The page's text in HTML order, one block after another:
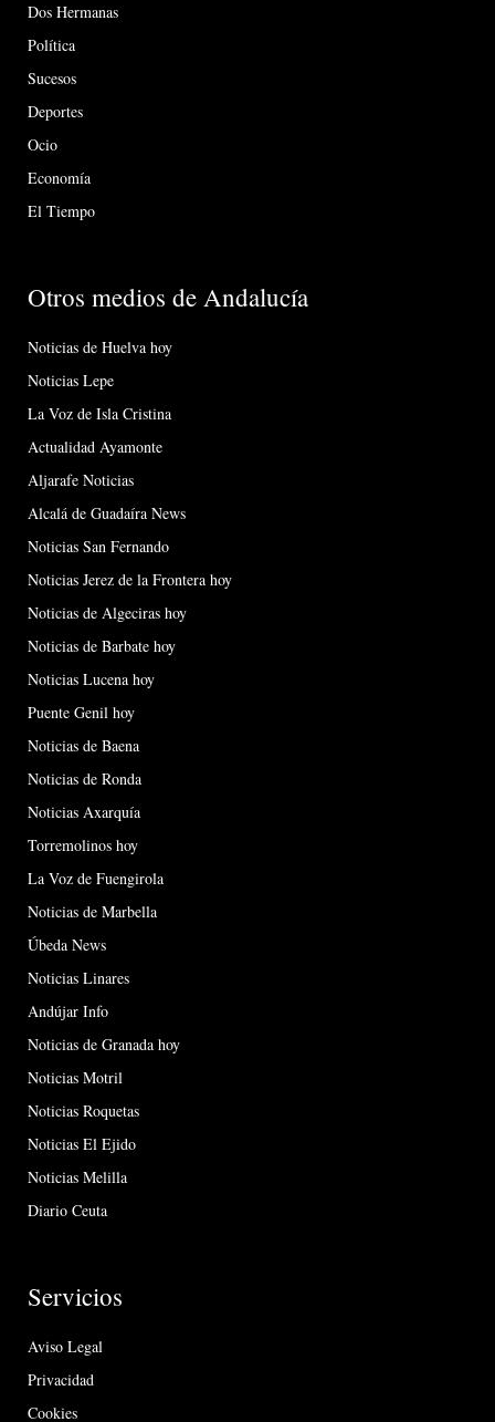
Dos Hermanas
Política
Sucesos
Deportes
Ocio
Economía
El Tiempo
Otros medios de Andalucía
Noticias de Huelva hoy
Noticias Lepe
La Voz de Isla Cristina
Actualidad Ayamonte
Aljarafe Noticias
Alcalá de Guadaíra News
Noticias San Fernando
Noticias Jerez de la Frontera hoy
Noticias de Algeciras hoy
Noticias de Barbate hoy
Noticias Lucena hoy
Puente Genil hoy
Noticias de Baena
Noticias de Ronda
Noticias Axarquía
Torremolinos hoy
La Voz de Fuengirola
Noticias de Marbella
Úbeda News
Noticias Linares
Andújar Info
Noticias de Granada hoy
Noticias Motril
Noticias Roquetas
Noticias El Ejido
Noticias Melilla
Diario Ceuta
Servicios
Aviso Legal
Privacidad
Cookies